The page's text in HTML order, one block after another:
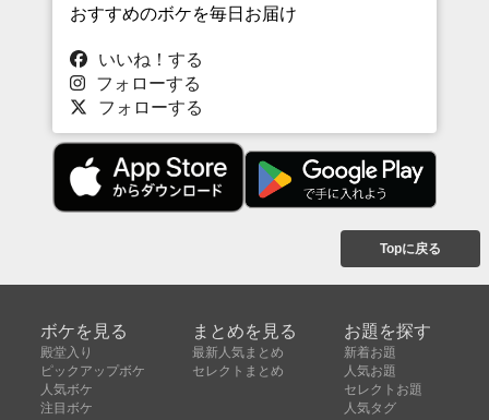
おすすめのボケを毎日お届け
いいね！する
フォローする
フォローする
Topに戻る
ボケを見る
殿堂入り
ピックアップボケ
人気ボケ
注目ボケ
まとめを見る
最新人気まとめ
セレクトまとめ
お題を探す
新着お題
人気お題
セレクトお題
人気タグ